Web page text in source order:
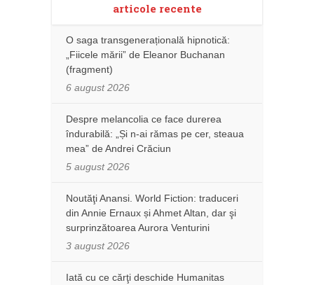
articole recente
O saga transgenerațională hipnotică:
„Fiicele mării” de Eleanor Buchanan
(fragment)
6 august 2026
Despre melancolia ce face durerea
îndurabilă: „Și n-ai rămas pe cer, steaua
mea” de Andrei Crăciun
5 august 2026
Noutăţi Anansi. World Fiction: traduceri
din Annie Ernaux și Ahmet Altan, dar şi
surprinzătoarea Aurora Venturini
3 august 2026
Iată cu ce cărţi deschide Humanitas